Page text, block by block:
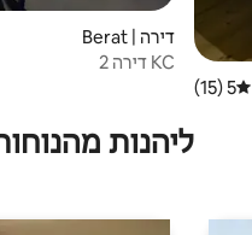
דירוג ממוצע של 5 מתוך 5, 15 ביקורות
5 (15)
דירה | Berat
KC דירה 2
ליהנות